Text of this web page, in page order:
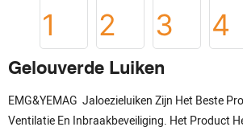
Gelouverde Luiken
EMG&YEMAG Jaloezieluiken Zijn Het Beste
Ventilatie En Inbraakbeveiliging. Het Product